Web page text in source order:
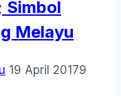
Simbol
Melayu
19 April 20179